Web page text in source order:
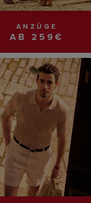
ANZÜGE
AB 259€